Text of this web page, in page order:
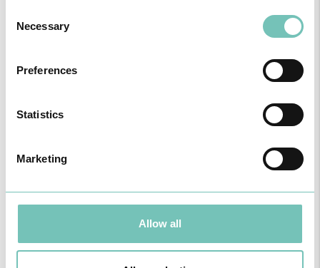
Selection
Necessary
Preferences
Statistics
Marketing
Allow all